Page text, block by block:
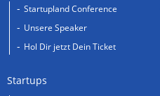
Startupland Conference
Unsere Speaker
Hol Dir jetzt Dein Ticket
Startups